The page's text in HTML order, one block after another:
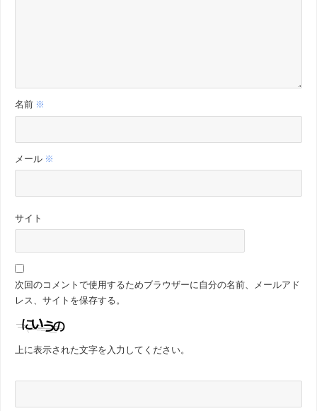
名前 ※
メール ※
サイト
次回のコメントで使用するためブラウザーに自分の名前、メールアド
レス、サイトを保存する。
上に表示された文字を入力してください。